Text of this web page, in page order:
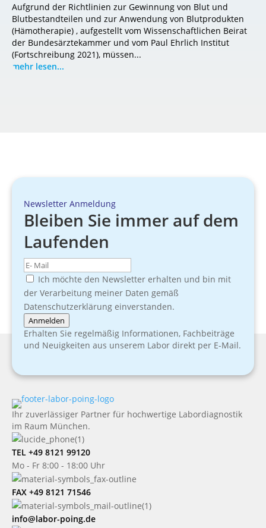
Aufgrund der Richtlinien zur Gewinnung von Blut und
Blutbestandteilen und zur Anwendung von Blutprodukten
(Hämotherapie) , aufgestellt vom Wissenschaftlichen Beirat
der Bundesärztekammer und vom Paul Ehrlich Institut
(Fortschreibung 2021), müssen...
mehr lesen...
Newsletter Anmeldung
Bleiben Sie immer auf dem
Laufenden
Ich möchte den Newsletter erhalten und bin mit
der Verarbeitung meiner Daten gemäß
Datenschutzerklärung einverstanden.
Anmelden
Erhalten Sie regelmäßig Informationen, Fachbeiträge
und Neuigkeiten aus unserem Labor direkt per E-Mail.
Ihr zuverlässiger Partner für hochwertige Labordiagnostik
im Raum München.
TEL +49 8121 99120
Mo - Fr 8:00 - 18:00 Uhr
FAX +49 8121 71546
info@labor-poing.de